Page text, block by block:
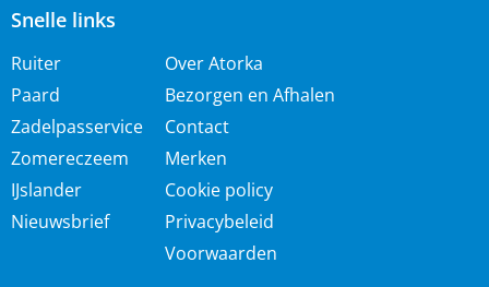
Snelle links
Ruiter
Paard
Zadelpasservice
Zomereczeem
IJslander
Nieuwsbrief
Over Atorka
Bezorgen en Afhalen
Contact
Merken
Cookie policy
Privacybeleid
Voorwaarden